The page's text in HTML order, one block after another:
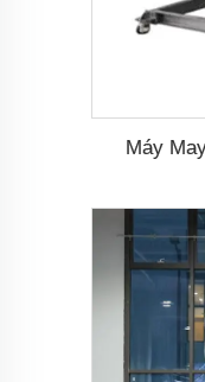
Máy